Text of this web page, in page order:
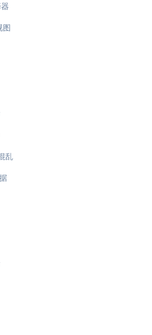
图
乱